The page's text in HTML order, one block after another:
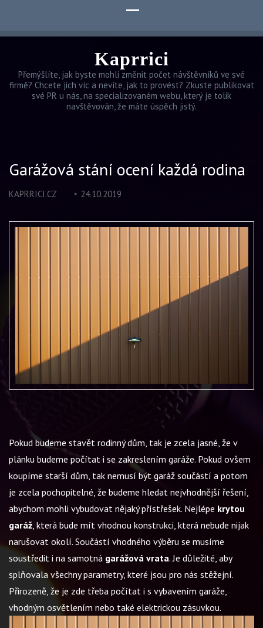
Kaprrici
Přemýšlíte, jak byste mohli změnit počet návštěvníků ve své
firmě? Chcete jich víc a nevíte, jak to provést? Zkuste publikovat
své PR u nás, na specializovaném webu, který je tolik
navštěvován, že máte úspěch jistý.
Garážová stání ocení každá rodina
KAPRRICI.CZ 24.10.2019
Pokud budeme stavět rodinný dům, tak je zcela jasné, že v
plánku budeme počítat i se zakreslením garáže. Pokud ovšem
koupíme starší dům, tak nemusí být garáž součástí a potom
je zcela pochopitelné, že budeme hledat nejvhodnější řešení,
abychom mohli vybudovat nějaký přístřešek. Nejlépe krytou
garáž, která bude mít vhodnou konstrukci, která nebude nijak
narušovat okolí. Součástí vhodného výběru se musíme
soustředit i na samotná garážová vrata. Je důležité, aby
splňovala všechny parametry, které jsou pro nás stěžejní.
Přirozeně, že je zde třeba počítat i s vybavením garáže,
vhodným osvětlením nebo také elektrickou zásuvkou.